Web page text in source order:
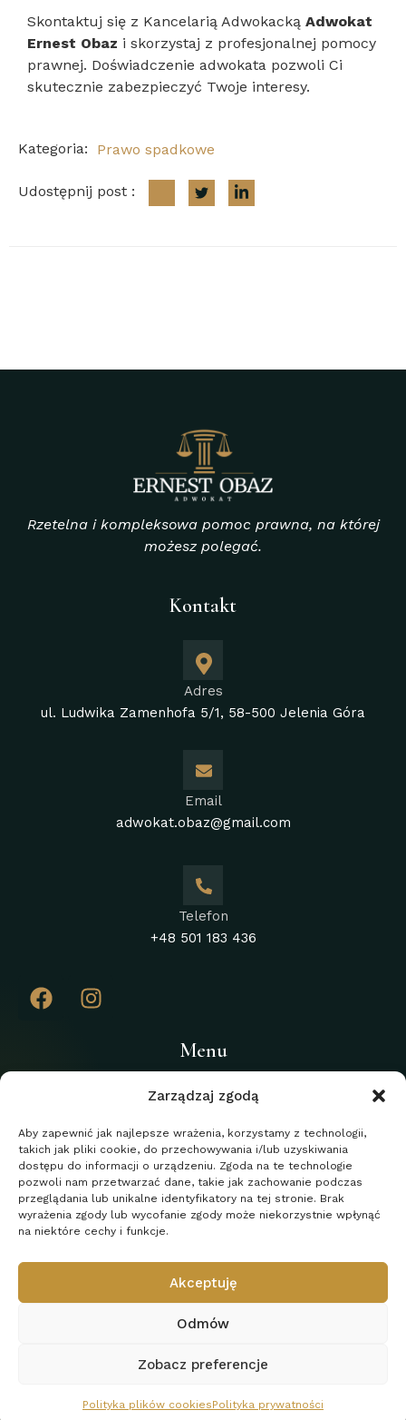
Zarządzaj zgodą
Aby zapewnić jak najlepsze wrażenia, korzystamy z technologii,
takich jak pliki cookie, do przechowywania i/lub uzyskiwania
dostępu do informacji o urządzeniu. Zgoda na te technologie
pozwoli nam przetwarzać dane, takie jak zachowanie podczas
przeglądania lub unikalne identyfikatory na tej stronie. Brak
wyrażenia zgody lub wycofanie zgody może niekorzystnie wpłynąć
na niektóre cechy i funkcje.
Akceptuję
Odmów
Zobacz preferencje
Polityka plików cookiesPolityka prywatności
Skontaktuj się z Kancelarią Adwokacką Adwokat
Ernest Obaz i skorzystaj z profesjonalnej pomocy
prawnej. Doświadczenie adwokata pozwoli Ci
skutecznie zabezpieczyć Twoje interesy.
Kategoria: Prawo spadkowe
Udostępnij post :
Rzetelna i kompleksowa pomoc prawna, na której
możesz polegać.
Kontakt
Adres
ul. Ludwika Zamenhofa 5/1, 58-500 Jelenia Góra
Email
adwokat.obaz@gmail.com
Telefon
+48 501 183 436
Menu
Home
Usługi
Blog
Kontakt
Damian Jakubowski